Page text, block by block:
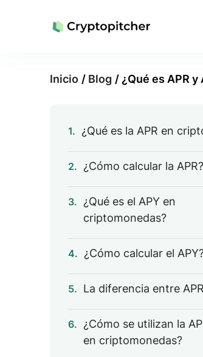
Inicio / Blog / ¿Qué es APR
1. ¿Qué es la APR en
2. ¿Cómo calcular la APR?
3. ¿Qué es el APY en
criptomonedas?
4. ¿Cómo calcular el
5. La diferencia entre
6. ¿Cómo se utilizan la
en criptomonedas?